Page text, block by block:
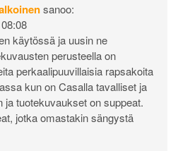
sanoo:
käytössä ja uusin ne
perusteella on
perkaalipuuvillaisia rapsakoita
kun on Casalla tavalliset ja
ja tuotekuvaukset on suppeat.
jotka omastakin sängystä